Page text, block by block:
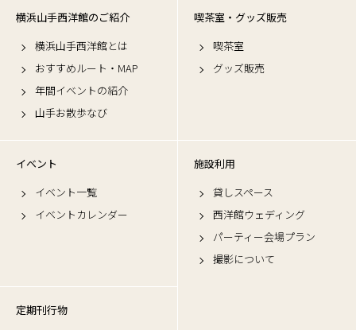
横浜山手西洋館のご紹介
横浜山手西洋館とは
おすすめルート・MAP
年間イベントの紹介
山手お散歩なび
喫茶室・グッズ販売
喫茶室
グッズ販売
イベント
イベント一覧
イベントカレンダー
施設利用
貸しスペース
西洋館ウェディング
パーティー会場プラン
撮影について
定期刊行物